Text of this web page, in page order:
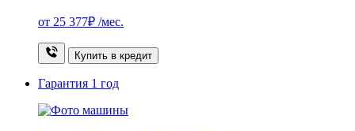
от 25 377₽ /мес.
Купить в кредит
Гарантия 1 год